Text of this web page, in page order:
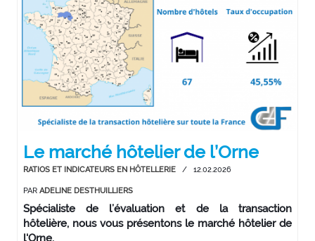
Le marché hôtelier de l’Orne
RATIOS ET INDICATEURS EN HÔTELLERIE / 12.02.2026
PAR ADELINE DESTHUILLIERS
Spécialiste de l’évaluation et de la transaction
hôtelière, nous vous présentons le marché hôtelier de
l'Orne.